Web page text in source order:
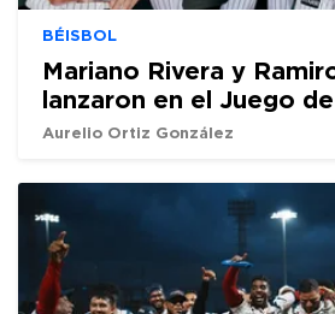
BÉISBOL
Mariano Rivera y
lanzaron en el Juego
Aurelio Ortiz González